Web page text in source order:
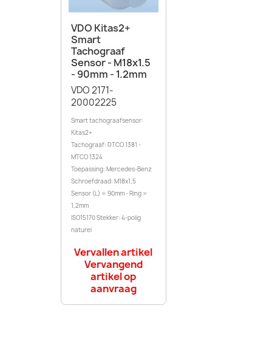
VDO Kitas2+
Smart
Tachograaf
Sensor - M18x1.5
- 90mm - 1.2mm
VDO 2171-
20002225
Smart tachograafsensor:
Kitas2+
Tachograaf: DTCO 1381 -
MTCO 1324
Toepassing: Mercedes-Benz
Schroefdraad: M18x1,5
Sensor (L) = 90mm - Ring =
1,2mm
ISO15170 Stekker: 4-polig
naturel
Vervallen artikel
Vervangend
artikel op
aanvraag